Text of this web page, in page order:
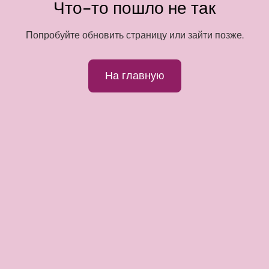
Что-то пошло не так
Попробуйте обновить страницу или зайти позже.
На главную